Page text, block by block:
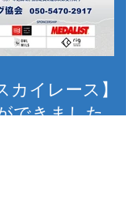
カイレース】
できました